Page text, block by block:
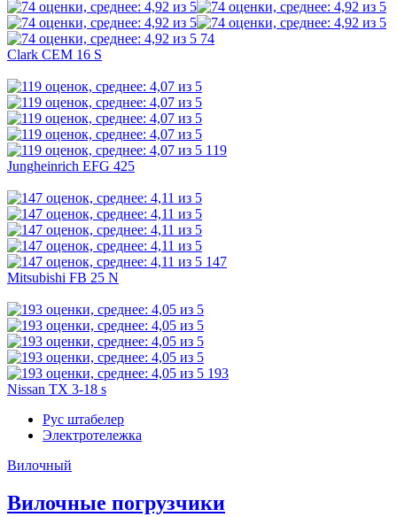
74
Clark CEM 16 S
119
Jungheinrich EFG 425
147
Mitsubishi FB 25 N
193
Nissan TX 3-18 s
Рус штабелер
Электротележка
Вилочный
Вилочные погрузчики